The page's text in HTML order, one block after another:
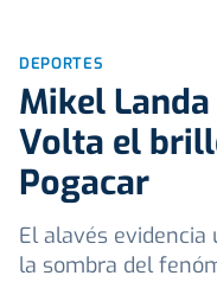
DEPORTES
Mikel
Volta el
Pogacar
El alavés
la sombra del